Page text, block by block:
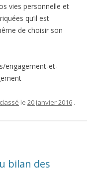
vies personnelle et
qu’il est
de choisir son
engagement-et-
le 20 janvier 2016 .
bilan des